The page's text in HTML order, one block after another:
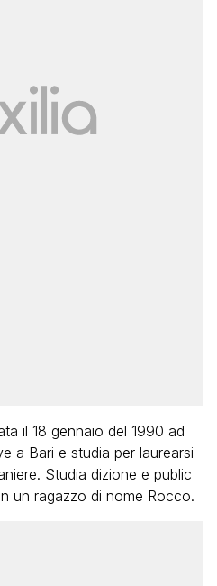
il 18 gennaio del 1990 ad
a Bari e studia per laurearsi
Studia dizione e public
un ragazzo di nome Rocco.